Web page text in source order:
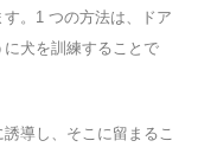
。1 つの方法は、ドア
犬を訓練することで
導し、そこに留まるこ